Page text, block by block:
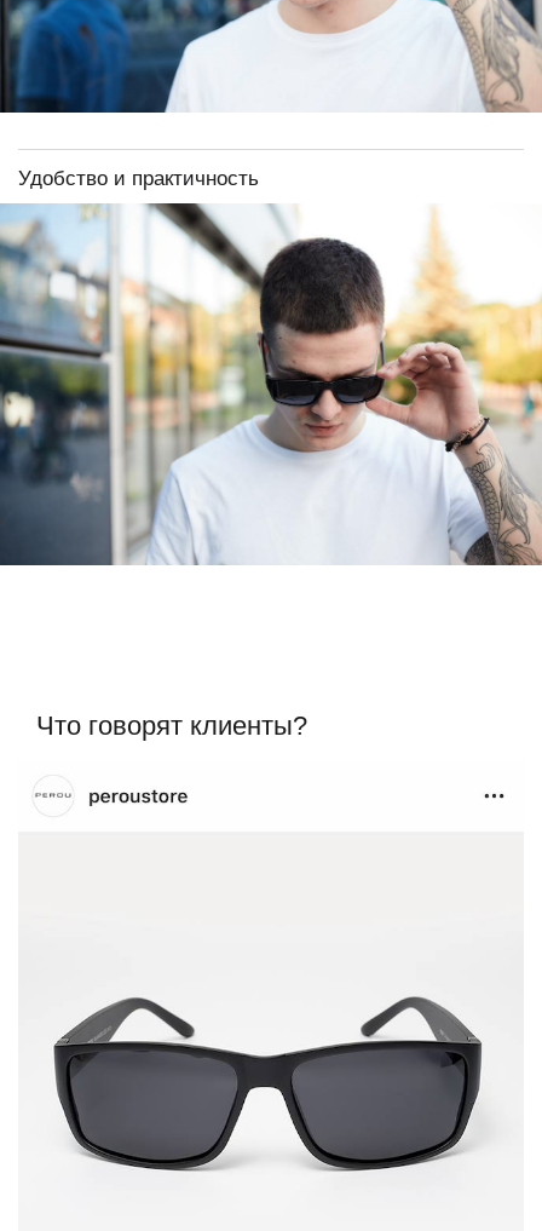
Удобство и практичность
Что говорят клиенты?